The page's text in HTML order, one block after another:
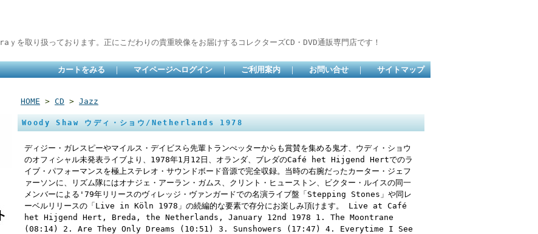
を取り扱っております。正にこだわりの貴重映像をお届けするコレクターズCD・DVD通販専門店です！
カートをみる ｜ マイページへログイン ｜ ご利用案内 ｜ お問い合せ ｜ サイトマップ
HOME > CD > Jazz
Woody Shaw ウディ・ショウ/Netherlands 1978
ディジー・ガレスピーやマイルス・デイビスら先輩トランぺッターからも賞賛を集める鬼才、ウディ・ショウ
のオフィシャル未発表ライブより、1978年1月12日、オランダ、ブレダのCafé het Hijgend Hertでのラ
イブ・パフォーマンスを極上ステレオ・サウンドボード音源で完全収録。当時の右腕だったカーター・ジェフ
ァーソンに、リズム隊にはオナジェ・アーラン・ガムス、クリント・ヒューストン、ビクター・ルイスの同一
メンバーによる'79年リリースのヴィレッジ・ヴァンガードでの名演ライブ盤「Stepping Stones」や同レ
ーベルリリースの「Live in Köln 1978」の続編的な要素で存分にお楽しみ頂けます。 Live at Café
het Hijgend Hert, Breda, the Netherlands, January 12nd 1978 1. The Moontrane
(08:14) 2. Are They Only Dreams (10:51) 3. Sunshowers (17:47) 4. Everytime I See